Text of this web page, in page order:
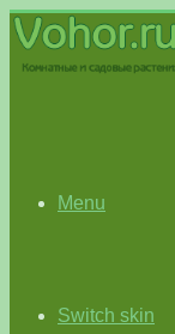
Menu
Switch skin